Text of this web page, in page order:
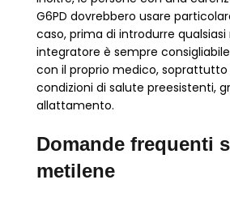
G6PD dovrebbero usare
caso, prima di introdurre qualsiasi
integratore è sempre
con il proprio medico, soprattutto
condizioni di salute preesistenti,
allattamento.
Domande frequenti
metilene